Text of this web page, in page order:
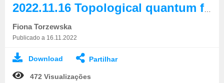
Fiona Torzewska
Publicado a 16.11.2022
Download Partilhar
472 Visualizações